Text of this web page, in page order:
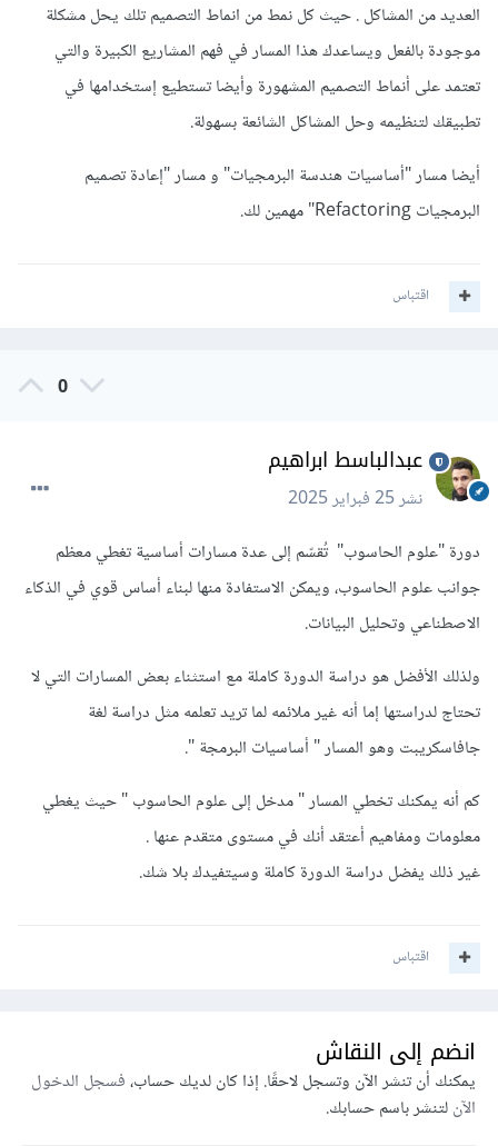
العديد من المشاكل . حيث كل نمط من انماط التصميم تلك يحل مشكلة
موجودة بالفعل ويساعدك هذا المسار في فهم المشاريع الكبيرة والتي
تعتمد على أنماط التصميم المشهورة وأيضا تستطيع إستخدامها في
تطبيقك لتنظيمه وحل المشاكل الشائعة بسهولة.
أيضا مسار "أساسيات هندسة البرمجيات" و مسار "إعادة تصميم
البرمجيات Refactoring" مهمين لك.
اقتباس
0
عبدالباسط ابراهيم
نشر25 فبراير 2025
دورة "علوم الحاسوب" تُقسّم إلى عدة مسارات أساسية تغطي معظم
جوانب علوم الحاسوب، ويمكن الاستفادة منها لبناء أساس قوي في الذكاء
الاصطناعي وتحليل البيانات.
ولذلك الأفضل هو دراسة الدورة كاملة مع استثناء بعض المسارات التي لا
تحتاج لدراستها إما أنه غير ملائمه لما تريد تعلمه مثل دراسة لغة
جافاسكريبت وهو المسار " أساسيات البرمجة ".
كم أنه يمكنك تخطي المسار " مدخل إلى علوم الحاسوب " حيث يغطي
معلومات ومفاهيم أعتقد أنك في مستوى متقدم عنها .
غير ذلك يفضل دراسة الدورة كاملة وسيتفيدك بلا شك.
اقتباس
انضم إلى النقاش
يمكنك أن تنشر الآن وتسجل لاحقًا. إذا كان لديك حساب،فسجل الدخول
الآنلتنشر باسم حسابك.